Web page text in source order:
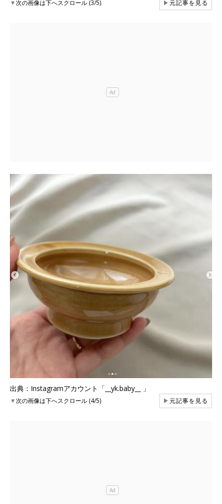
▼次の画像は下へスクロール (3/5) ▶元記事を見る
出典：Instagramアカウント「__yk.baby__ 」
▼次の画像は下へスクロール (4/5) ▶元記事を見る